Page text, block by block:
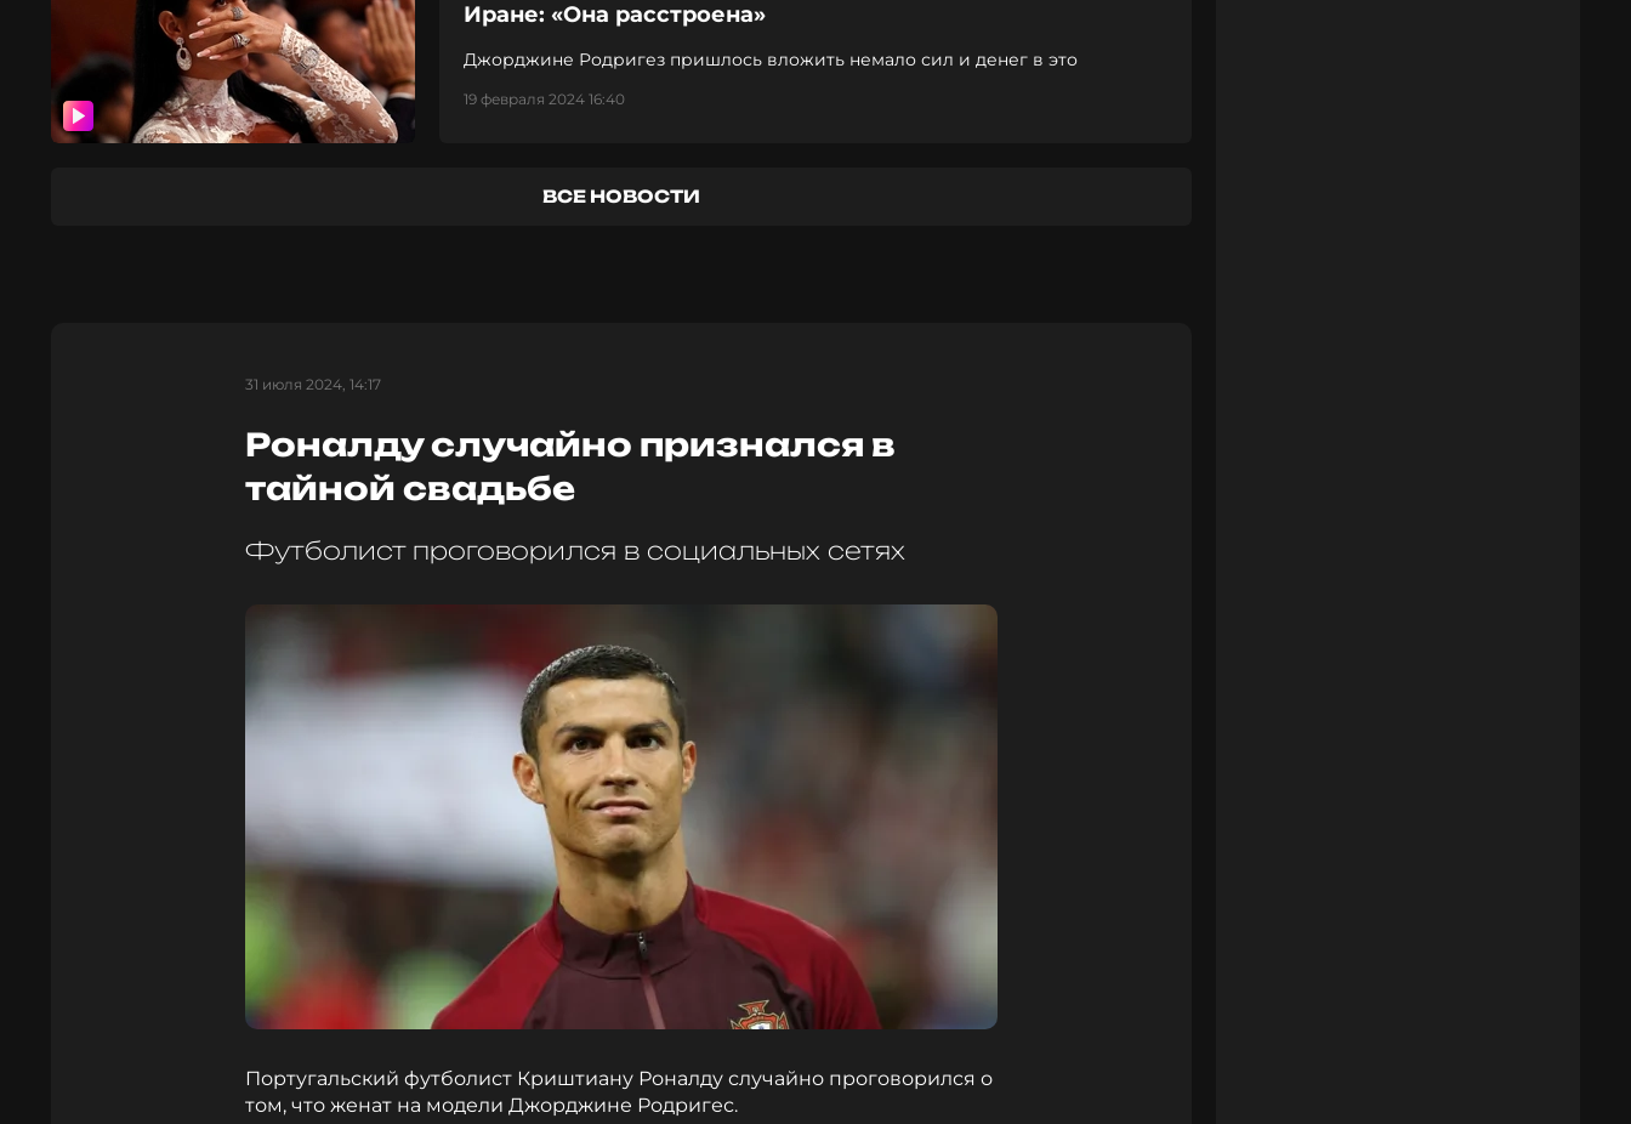
Иране: «Она расстроена»
Джорджине Родригез пришлось вложить немало сил и денег в это
19 февраля 2024 16:40
ВСЕ НОВОСТИ
31 июля 2024, 14:17
Роналду случайно признался в
тайной свадьбе
Футболист проговорился в социальных сетях
Португальский футболист Криштиану Роналду случайно проговорился о
том, что женат на модели Джорджине Родригес.